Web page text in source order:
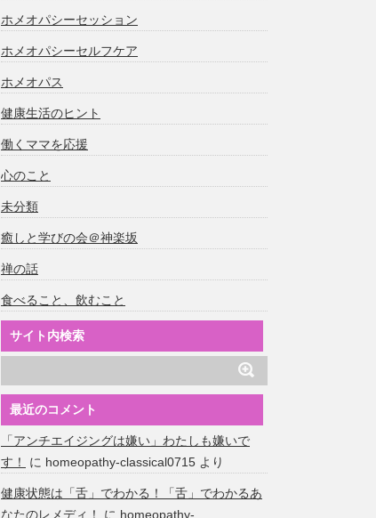
ホメオパシーセッション
ホメオパシーセルフケア
ホメオパス
健康生活のヒント
働くママを応援
心のこと
未分類
癒しと学びの会＠神楽坂
禅の話
食べること、飲むこと
サイト内検索
最近のコメント
「アンチエイジングは嫌い」わたしも嫌いで
す！
に homeopathy-classical0715 より
健康状態は「舌」でわかる！「舌」でわかるあ
なたのレメディ！
に homeopathy-